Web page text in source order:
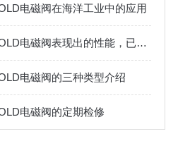
电磁阀在海洋工业中的应用
BIFOLD电磁阀表现出的性能，已证明它有能力承受恶劣环境的考验
电磁阀的三种类型介绍
电磁阀的定期检修